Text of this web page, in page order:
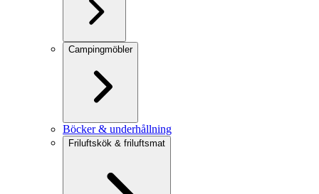
Campingmöbler
Böcker & underhållning
Friluftskök & friluftsmat